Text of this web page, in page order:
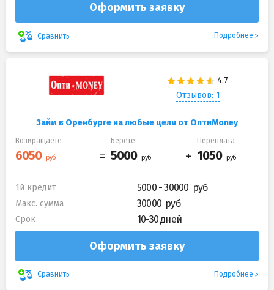
Оформить заявку
Сравнить Подробнее
Отзывов: 1
Займ в Оренбурге на любые цели от ОптиMoney
Возвращаете Берете Переплата
1й кредит 5000 - 30000
Макс. сумма 30000
Срок 10-30 дней
Оформить заявку
Сравнить Подробнее